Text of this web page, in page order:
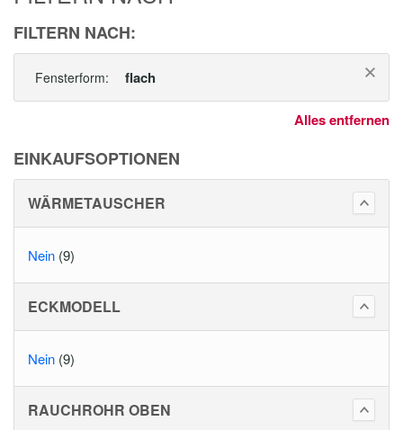
FILTERN NACH:
Fensterform: flach
Alles entfernen
EINKAUFSOPTIONEN
WÄRMETAUSCHER
Nein (9)
ECKMODELL
Nein (9)
RAUCHROHR OBEN